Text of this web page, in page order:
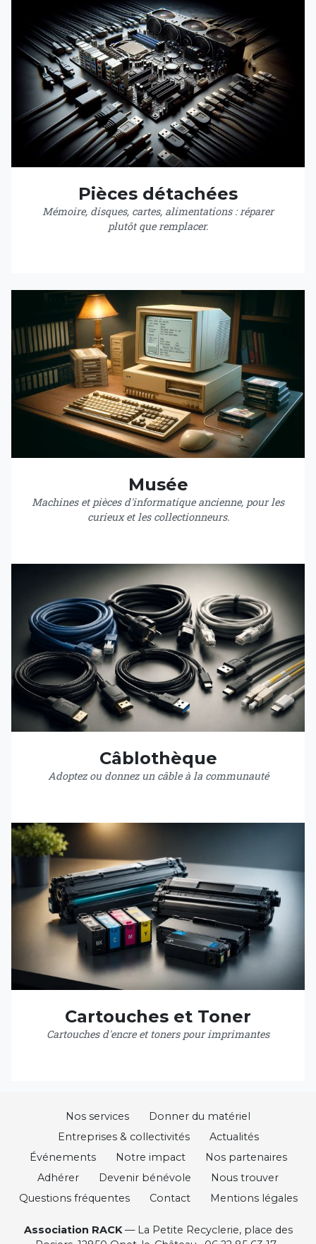
Pièces détachées
Mémoire, disques, cartes, alimentations : réparer
plutôt que remplacer.
Musée
Machines et pièces d'informatique ancienne, pour les
curieux et les collectionneurs.
Câblothèque
Adoptez ou donnez un câble à la communauté
Cartouches et Toner
Cartouches d'encre et toners pour imprimantes
Nos services
Donner du matériel
Entreprises & collectivités
Actualités
Événements
Notre impact
Nos partenaires
Adhérer
Devenir bénévole
Nous trouver
Questions fréquentes
Contact Mentions légales
Association RACK— La Petite Recyclerie, place des